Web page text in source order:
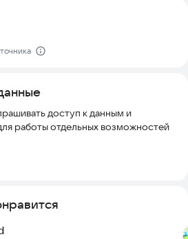
и начните свое выживание в
доступ к данным и
работы отдельных возможностей